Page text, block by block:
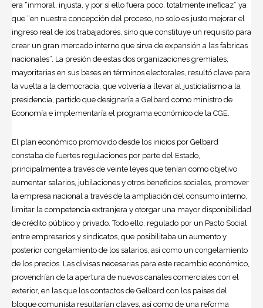
era “inmoral, injusta, y por si ello fuera poco, totalmente ineficaz” ya
que “en nuestra concepción del proceso, no solo es justo mejorar el
ingreso real de los trabajadores, sino que constituye un requisito para
crear un gran mercado interno que sirva de expansión a las fabricas
nacionales”. La presión de estas dos organizaciones gremiales,
mayoritarias en sus bases en términos electorales, resultó clave para
la vuelta a la democracia, que volvería a llevar al justicialismo a la
presidencia, partido que designaría a Gelbard como ministro de
Economía e implementaría el programa económico de la CGE.
El plan económico promovido desde los inicios por Gelbard
constaba de fuertes regulaciones por parte del Estado,
principalmente a través de veinte leyes que tenían como objetivo
aumentar salarios, jubilaciones y otros beneficios sociales, promover
la empresa nacional a través de la ampliación del consumo interno,
limitar la competencia extranjera y otorgar una mayor disponibilidad
de crédito público y privado. Todo ello, regulado por un Pacto Social
entre empresarios y sindicatos, que posibilitaba un aumento y
posterior congelamiento de los salarios, así como un congelamiento
de los precios. Las divisas necesarias para este recambio económico,
provendrían de la apertura de nuevos canales comerciales con el
exterior, en las que los contactos de Gelbard con los países del
bloque comunista resultarían claves, así como de una reforma